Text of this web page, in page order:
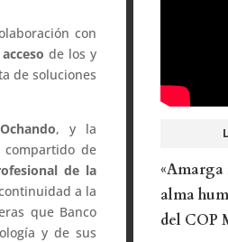
con
de los y
de soluciones
, y la
de
de la
a la
que Banco
y de sus
«Amarga
alma
del COP